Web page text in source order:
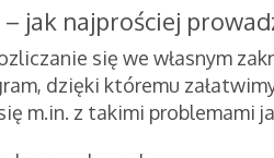
jak najprościej
się we własnym
dzięki któremu
m.in. z takimi problemami